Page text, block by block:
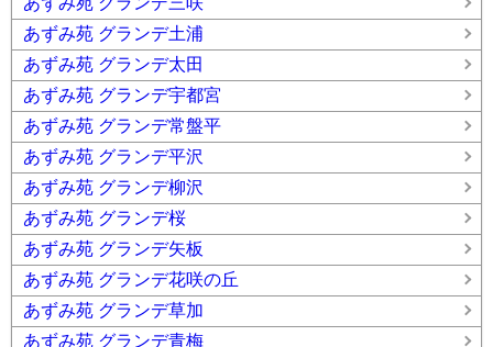
あずみ苑 グランデ土浦
あずみ苑 グランデ太田
あずみ苑 グランデ宇都宮
あずみ苑 グランデ常盤平
あずみ苑 グランデ平沢
あずみ苑 グランデ柳沢
あずみ苑 グランデ桜
あずみ苑 グランデ矢板
あずみ苑 グランデ花咲の丘
あずみ苑 グランデ草加
あずみ苑 グランデ青梅